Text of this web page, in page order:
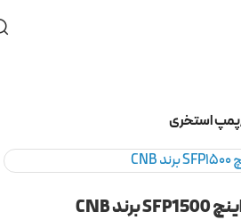
پمپ استخری